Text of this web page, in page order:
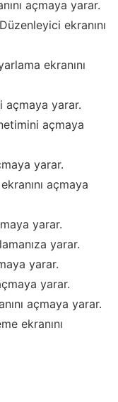
açmaya yarar.
ekranını
ekranını
açmaya yarar.
açmaya
yarar.
açmaya
yarar.
yarar.
yarar.
yarar.
açmaya yarar.
ekranını